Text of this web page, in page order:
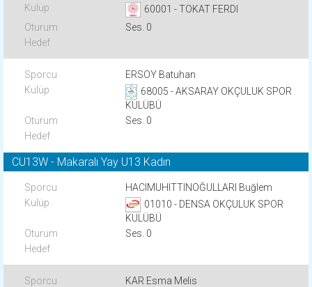
60001 - TOKAT FERDI
Ses. 0
ERSOY Batuhan
68005 - AKSARAY OKÇULUK SPOR
KULÜBÜ
Ses. 0
CU13W - Makaralı Yay U13 Kadın
HACIMUHITTINOĞULLARI Buğlem
01010 - DENSA OKÇULUK SPOR
KULÜBÜ
Ses. 0
KAR Esma Melis